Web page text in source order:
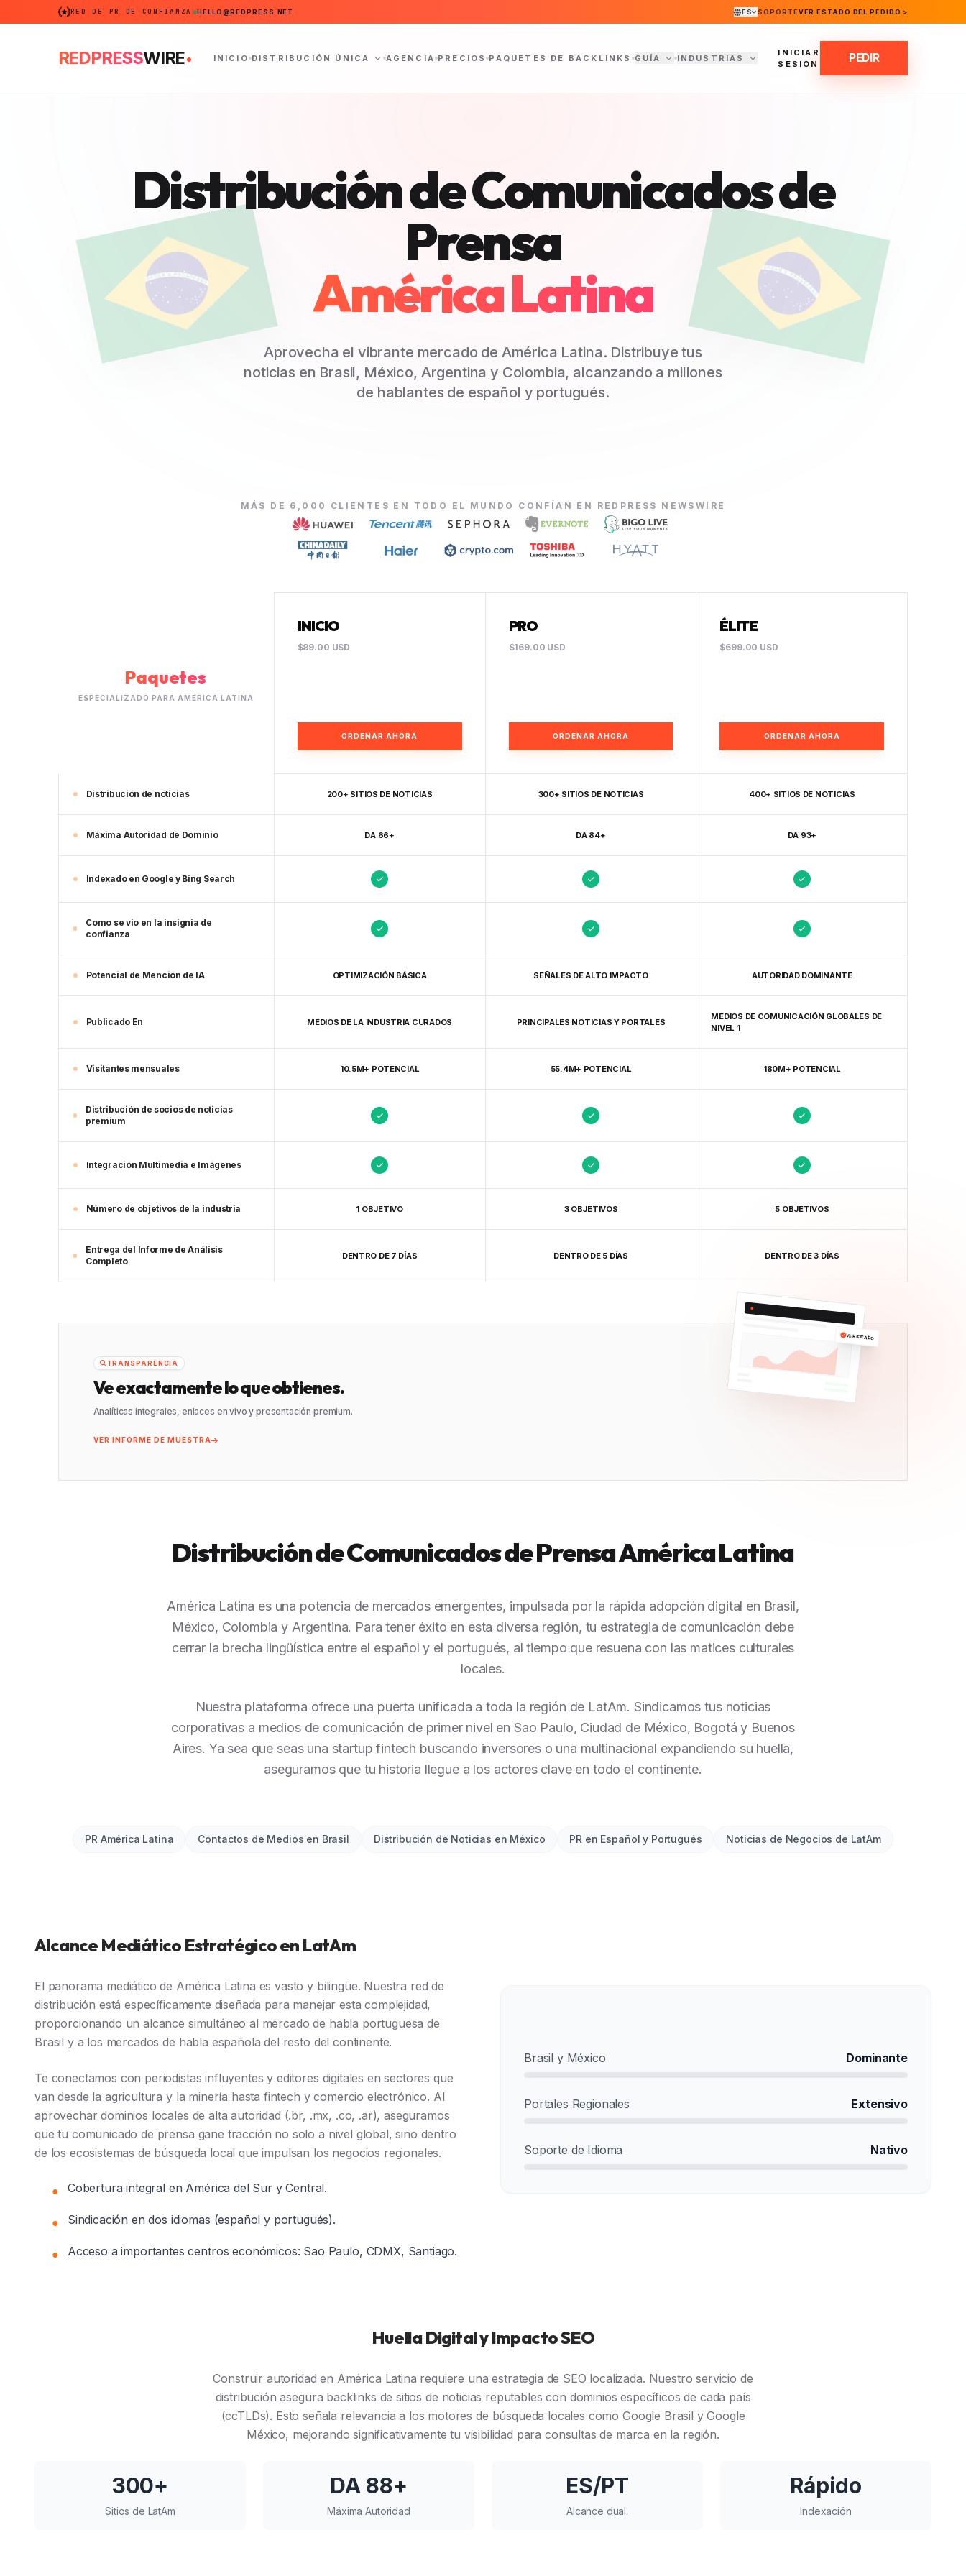
RED DE PR DE CONFIANZA HELLO@REDPRESS.NET ES SOPORTEVER ESTADO DEL PEDIDO >
REDPRESSWIRE. INICIO DISTRIBUCIÓN ÚNICA AGENCIA PRECIOS PAQUETES DE BACKLINKS GUÍA INDUSTRIAS
INICIAR
SESIÓN
PEDIR
Distribución de Comunicados de
Prensa
América Latina
Aprovecha el vibrante mercado de América Latina. Distribuye tus
noticias en Brasil, México, Argentina y Colombia, alcanzando a millones
de hablantes de español y portugués.
MÁS DE 6,000 CLIENTES EN TODO EL MUNDO CONFÍAN EN REDPRESS NEWSWIRE
Paquetes
ESPECIALIZADO PARA AMÉRICA LATINA
INICIO
$89.00 USD
ORDENAR AHORA
PRO
$169.00 USD
ORDENAR AHORA
ÉLITE
$699.00 USD
ORDENAR AHORA
Distribución de noticias 200+ SITIOS DE NOTICIAS 300+ SITIOS DE NOTICIAS 400+ SITIOS DE NOTICIAS
Máxima Autoridad de Dominio DA 66+ DA 84+ DA 93+
Indexado en Google y Bing Search
Como se vio en la insignia de
confianza
Potencial de Mención de IA OPTIMIZACIÓN BÁSICA SEÑALES DE ALTO IMPACTO AUTORIDAD DOMINANTE
Publicado En MEDIOS DE LA INDUSTRIA CURADOS PRINCIPALES NOTICIAS Y PORTALES
MEDIOS DE COMUNICACIÓN GLOBALES DE
NIVEL 1
Visitantes mensuales 10.5M+ POTENCIAL 55.4M+ POTENCIAL 180M+ POTENCIAL
Distribución de socios de noticias
premium
Integración Multimedia e Imágenes
Número de objetivos de la industria 1 OBJETIVO 3 OBJETIVOS 5 OBJETIVOS
Entrega del Informe de Análisis
Completo
DENTRO DE 7 DÍAS DENTRO DE 5 DÍAS DENTRO DE 3 DÍAS
TRANSPARENCIA
Ve exactamente lo que obtienes.
Analíticas integrales, enlaces en vivo y presentación premium.
VER INFORME DE MUESTRA
VERIFICADO
Distribución de Comunicados de Prensa América Latina
América Latina es una potencia de mercados emergentes, impulsada por la rápida adopción digital en Brasil,
México, Colombia y Argentina. Para tener éxito en esta diversa región, tu estrategia de comunicación debe
cerrar la brecha lingüística entre el español y el portugués, al tiempo que resuena con las matices culturales
locales.
Nuestra plataforma ofrece una puerta unificada a toda la región de LatAm. Sindicamos tus noticias
corporativas a medios de comunicación de primer nivel en Sao Paulo, Ciudad de México, Bogotá y Buenos
Aires. Ya sea que seas una startup fintech buscando inversores o una multinacional expandiendo su huella,
aseguramos que tu historia llegue a los actores clave en todo el continente.
PR América Latina Contactos de Medios en Brasil Distribución de Noticias en México PR en Español y Portugués Noticias de Negocios de LatAm
Alcance Mediático Estratégico en LatAm
El panorama mediático de América Latina es vasto y bilingüe. Nuestra red de
distribución está específicamente diseñada para manejar esta complejidad,
proporcionando un alcance simultáneo al mercado de habla portuguesa de
Brasil y a los mercados de habla española del resto del continente.
Te conectamos con periodistas influyentes y editores digitales en sectores que
van desde la agricultura y la minería hasta fintech y comercio electrónico. Al
aprovechar dominios locales de alta autoridad (.br, .mx, .co, .ar), aseguramos
que tu comunicado de prensa gane tracción no solo a nivel global, sino dentro
de los ecosistemas de búsqueda local que impulsan los negocios regionales.
● Cobertura integral en América del Sur y Central.
● Sindicación en dos idiomas (español y portugués).
● Acceso a importantes centros económicos: Sao Paulo, CDMX, Santiago.
Brasil y México Dominante
Portales Regionales Extensivo
Soporte de Idioma Nativo
Huella Digital y Impacto SEO
Construir autoridad en América Latina requiere una estrategia de SEO localizada. Nuestro servicio de
distribución asegura backlinks de sitios de noticias reputables con dominios específicos de cada país
(ccTLDs). Esto señala relevancia a los motores de búsqueda locales como Google Brasil y Google
México, mejorando significativamente tu visibilidad para consultas de marca en la región.
300+
Sitios de LatAm
DA 88+
Máxima Autoridad
ES/PT
Alcance dual.
Rápido
Indexación